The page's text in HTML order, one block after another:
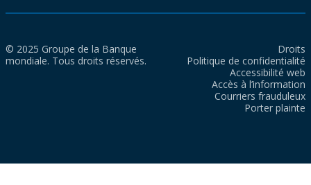
© 2025 Groupe de la Banque
mondiale. Tous droits réservés.
Droits
Politique de confidentialité
Accessibilité web
Accès à l’information
Courriers frauduleux
Porter plainte